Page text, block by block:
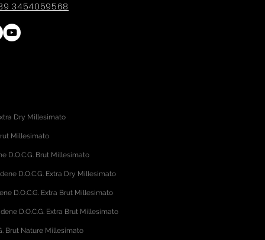
3454059568
Dry Millesimato
Millesimato
D.O.C.G. Brut Millesimato
D.O.C.G. Extra Dry Millesimato
D.O.C.G. Extra Brut Millesimato
D.O.C.G. Extra Brut Millesimato
Brut Nature Millesimato